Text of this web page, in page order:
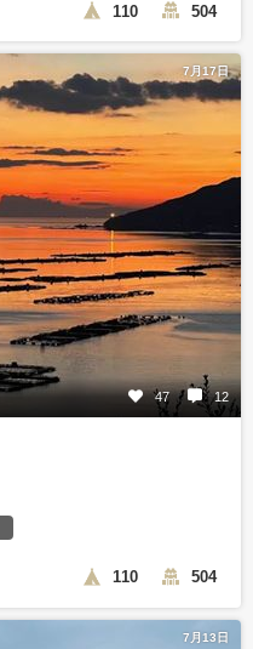
110 504
7月17日
47 12
110 504
7月13日